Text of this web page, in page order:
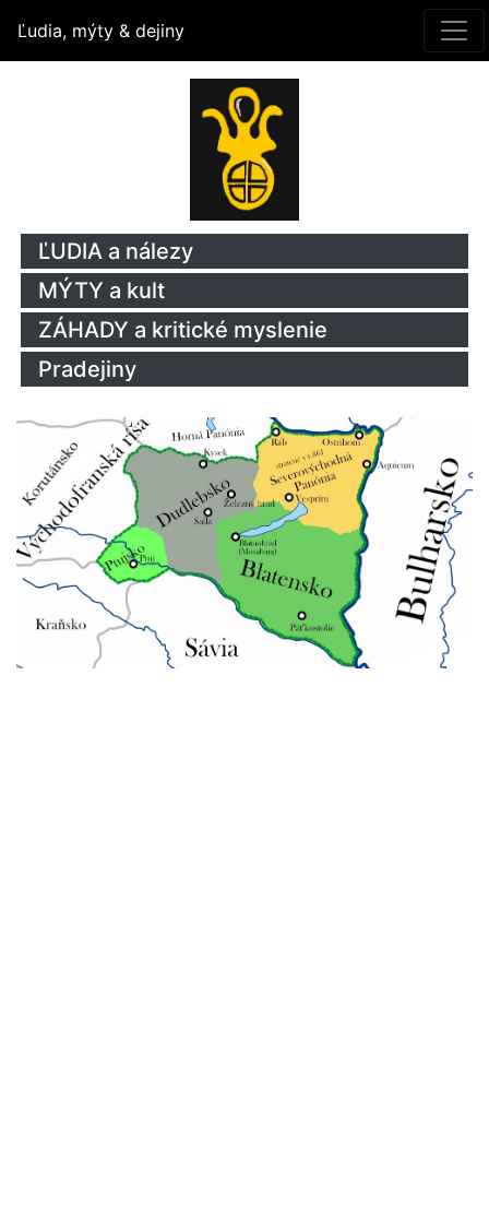
Ľudia, mýty & dejiny
ĽUDIA a nálezy
MÝTY a kult
ZÁHADY a kritické myslenie
Pradejiny